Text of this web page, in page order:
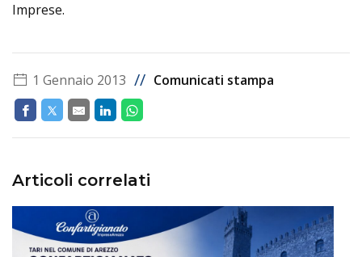
Imprese.
1 Gennaio 2013 // Comunicati stampa
Articoli correlati